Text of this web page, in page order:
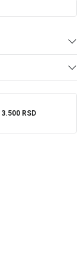
3.500 RSD